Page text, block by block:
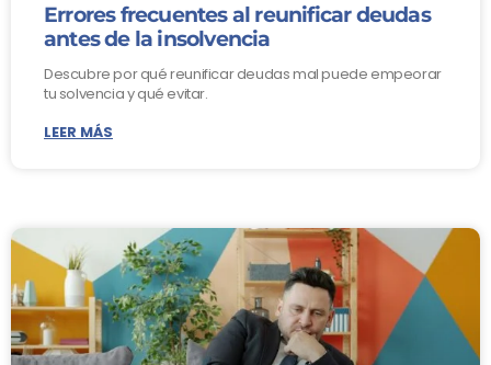
Errores frecuentes al reunificar deudas
antes de la insolvencia
Descubre por qué reunificar deudas mal puede empeorar
tu solvencia y qué evitar.
LEER MÁS